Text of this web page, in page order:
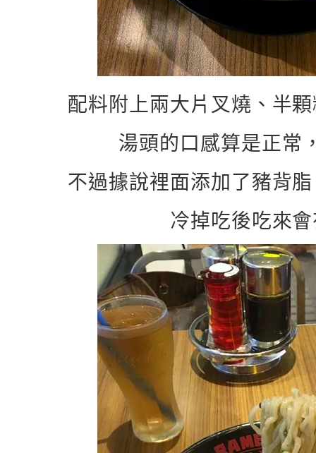
配料附上兩大片叉燒、半
湯頭的口感算是正常
不過據說裡面添加了豬背
冷掉吃後吃來